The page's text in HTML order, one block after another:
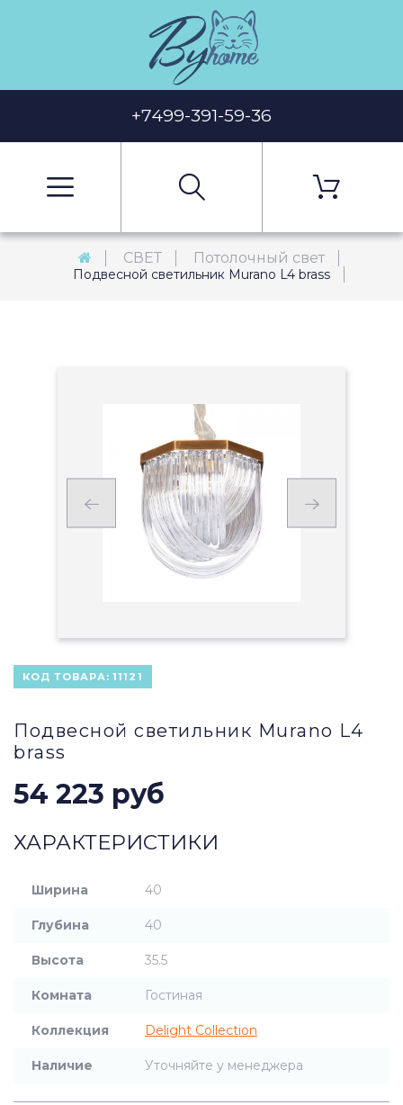
+7499-391-59-36
СВЕТ Потолочный свет
Подвесной светильник Murano L4 brass
КОД ТОВАРА: 11121
Подвесной светильник Murano L4
brass
54 223 руб
ХАРАКТЕРИСТИКИ
Ширина 40
Глубина 40
Высота 35.5
Комната Гостиная
Коллекция Delight Collection
Наличие Уточняйте у менеджера